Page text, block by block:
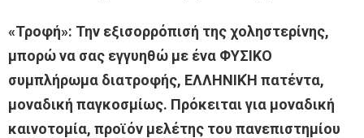
«Τροφή»: Την εξισορρόπισή της χοληστερίνης,
μπορώ να σας εγγυηθώ με ένα ΦΥΣΙΚΟ
συμπλήρωμα διατροφής, ΕΛΛΗΝΙΚΉ πατέντα,
μοναδική παγκοσμίως. Πρόκειται για μοναδική
καινοτομία, προϊόν μελέτης του πανεπιστημίου